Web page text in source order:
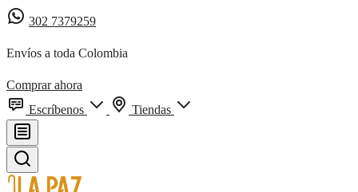
302 7379259
Envíos a toda Colombia
Comprar ahora
Escríbenos
Tiendas